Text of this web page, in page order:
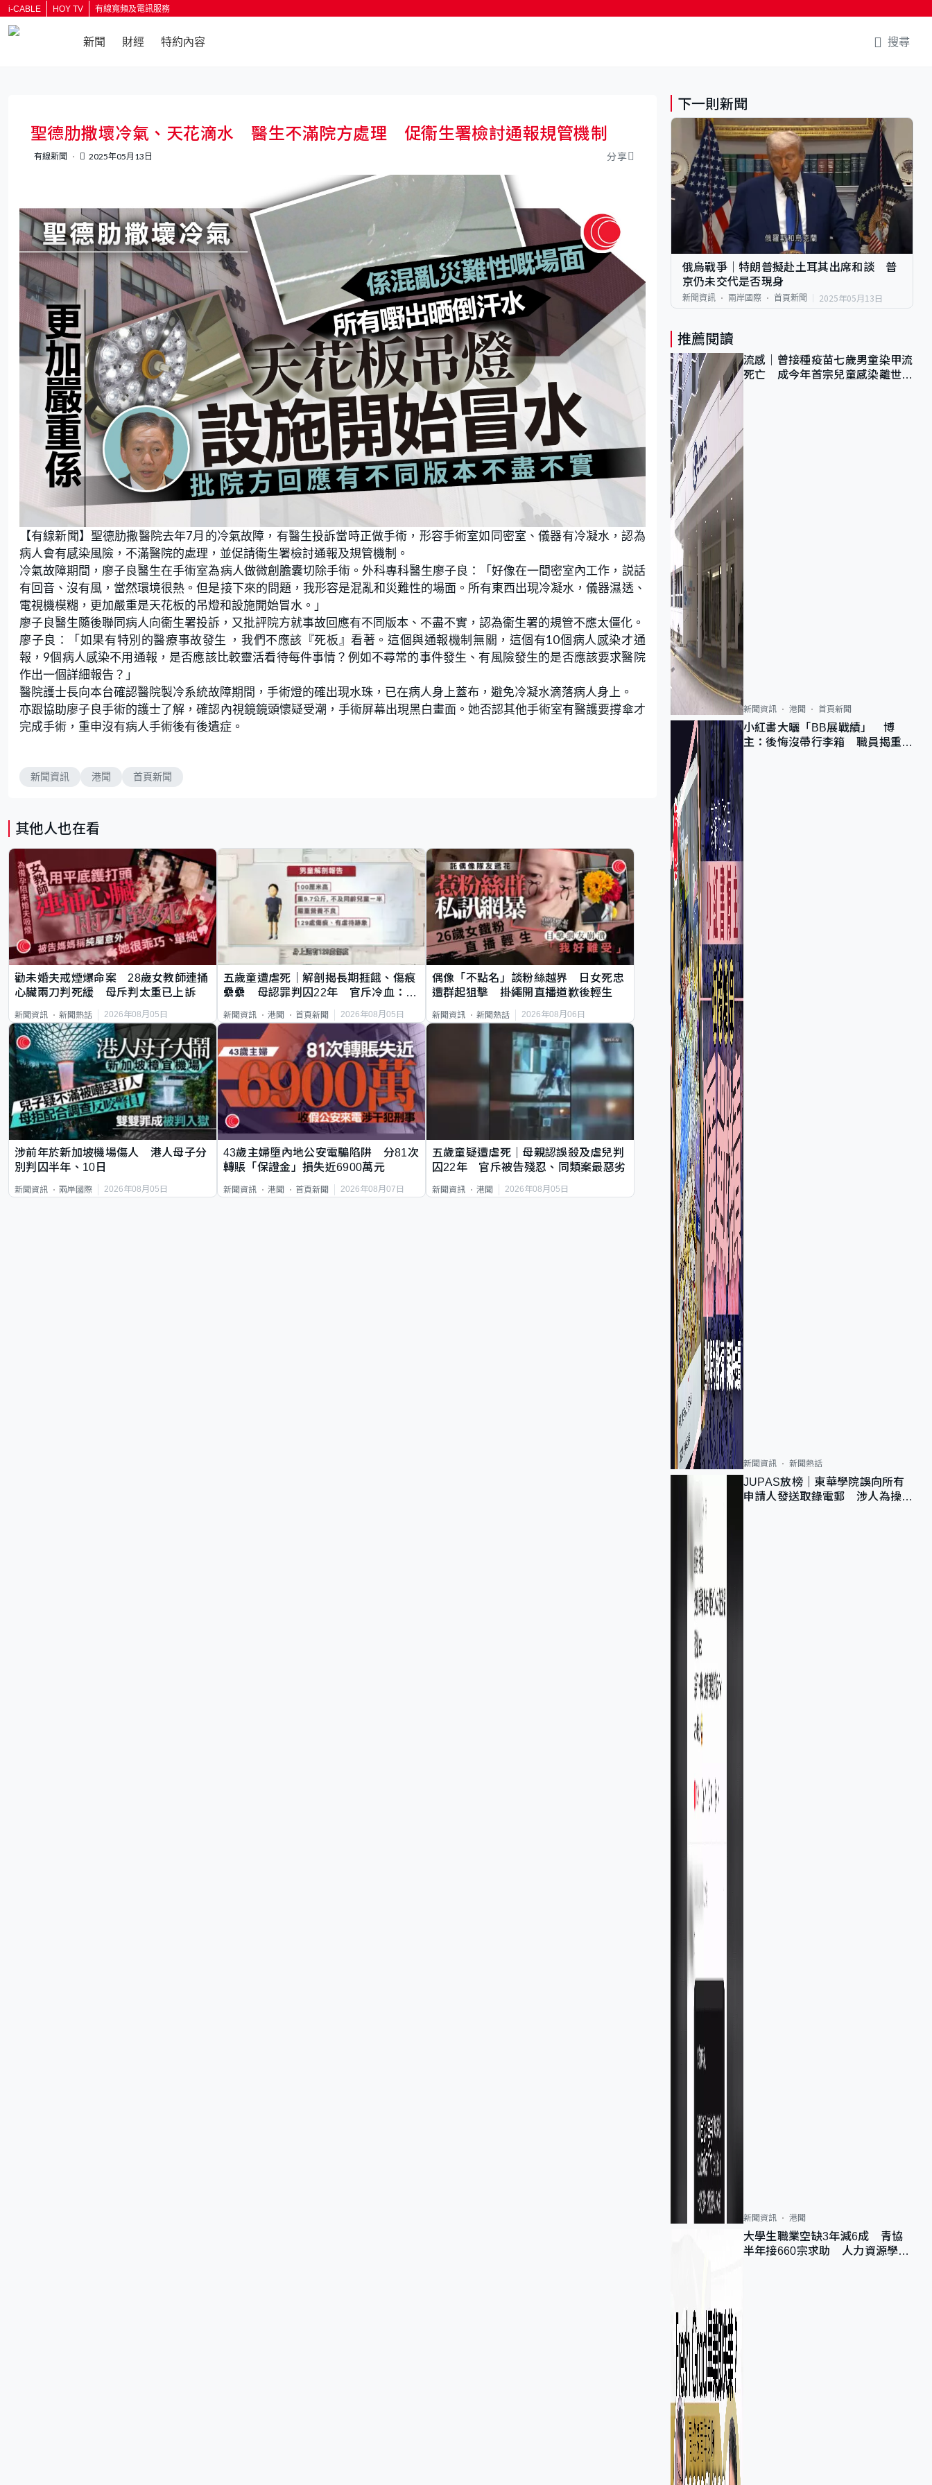
i-CABLE HOY TV 有線寬頻及電訊服務
新聞 財經 特約內容 搜尋
聖德肋撒壞冷氣、天花滴水 醫生不滿院方處理 促衞生署檢討通報規管機制
有線新聞 2025年05月13日 分享
【有線新聞】聖德肋撒醫院去年7月的冷氣故障，有醫生投訴當時正做手術，形容手術室如同密室、儀器有冷凝水，認為
病人會有感染風險，不滿醫院的處理，並促請衞生署檢討通報及規管機制。
冷氣故障期間，廖子良醫生在手術室為病人做微創膽囊切除手術。外科專科醫生廖子良：「好像在一間密室內工作，説話
有回音、沒有風，當然環境很熱。但是接下來的問題，我形容是混亂和災難性的場面。所有東西出現冷凝水，儀器濕透、
電視機模糊，更加嚴重是天花板的吊燈和設施開始冒水。」
廖子良醫生隨後聯同病人向衞生署投訴，又批評院方就事故回應有不同版本、不盡不實，認為衞生署的規管不應太僵化。
廖子良：「如果有特別的醫療事故發生 ，我們不應該『死板』看著。這個與通報機制無關，這個有10個病人感染才通
報，9個病人感染不用通報，是否應該比較靈活看待每件事情？例如不尋常的事件發生、有風險發生的是否應該要求醫院
作出一個詳細報告？」
醫院護士長向本台確認醫院製冷系統故障期間，手術燈的確出現水珠，已在病人身上蓋布，避免冷凝水滴落病人身上。
亦跟協助廖子良手術的護士了解，確認內視鏡鏡頭懷疑受潮，手術屏幕出現黑白畫面。她否認其他手術室有醫護要撐傘才
完成手術，重申沒有病人手術後有後遺症。
新聞資訊 港聞 首頁新聞
其他人也在看
勸未婚夫戒煙爆命案 28歲女教師連捅
心臟兩刀判死緩 母斥判太重已上訴
新聞資訊 新聞熱話 2026年08月05日
五歲童遭虐死｜解剖揭長期捱餓、傷痕
纍纍 母認罪判囚22年 官斥冷血：同
新聞資訊 港聞 首頁新聞 2026年08月05日
偶像「不點名」談粉絲越界 日女死忠
遭群起狙擊 掛繩開直播道歉後輕生
新聞資訊 新聞熱話 2026年08月06日
涉前年於新加坡機場傷人 港人母子分
別判囚半年、10日
新聞資訊 兩岸國際 2026年08月05日
43歲主婦墮內地公安電騙陷阱 分81次
轉賬「保證金」損失近6900萬元
新聞資訊 港聞 首頁新聞 2026年08月07日
五歲童疑遭虐死｜母親認誤殺及虐兒判
囚22年 官斥被告殘忍、同類案最惡劣
新聞資訊 港聞 2026年08月05日
下一則新聞
俄烏戰爭｜特朗普擬赴土耳其出席和談 普
京仍未交代是否現身
新聞資訊 兩岸國際 首頁新聞 2025年05月13日
推薦閱讀
流感｜曾接種疫苗七歲男童染甲流
死亡 成今年首宗兒童感染離世個
新聞資訊 港聞 首頁新聞
小紅書大曬「BB展戰績」 博
主：後悔沒帶行李箱 職員揭重複
新聞資訊 新聞熱話
JUPAS放榜｜東華學院誤向所有
申請人發送取錄電郵 涉人為操作
新聞資訊 港聞
大學生職業空缺3年減6成 青協
半年接660宗求助 人力資源學